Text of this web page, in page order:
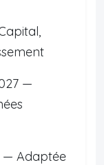
—
— Adaptée